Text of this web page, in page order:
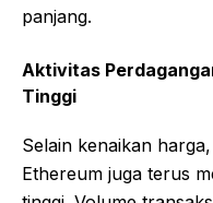
panjang.
Aktivitas
Tinggi
Selain kenaikan
Ethereum juga terus